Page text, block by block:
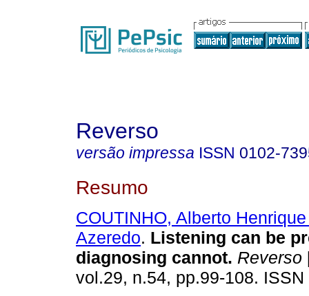
Reverso
versão impressa ISSN 0102-
Resumo
COUTINHO, Alberto
Azeredo. Listening can be
diagnosing cannot. Reverso
vol.29, n.54, pp.99-108.